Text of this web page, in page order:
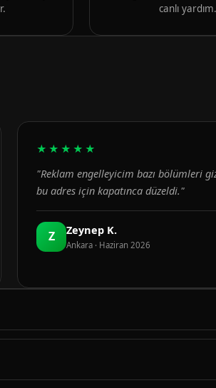
canlı yardım.
★★★★★
"Reklam engelleyicim bazı bölümleri
bu adres için kapatınca düzeldi."
Z Zeynep K.
Ankara · Haziran 2026
Bağlantı 15 dakikada bir otomatik